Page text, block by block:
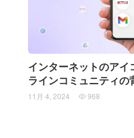
インターネットのア
ラインコミュニティ
る
11月 4, 2024  968